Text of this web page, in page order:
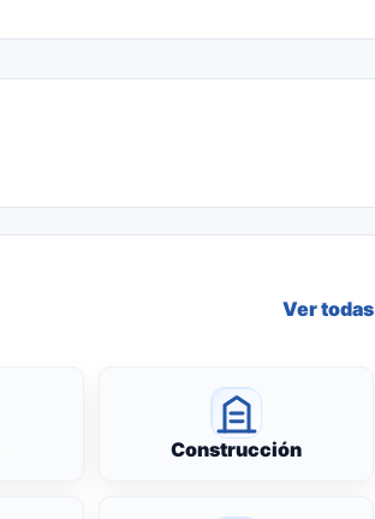
Ver todas
Construcción